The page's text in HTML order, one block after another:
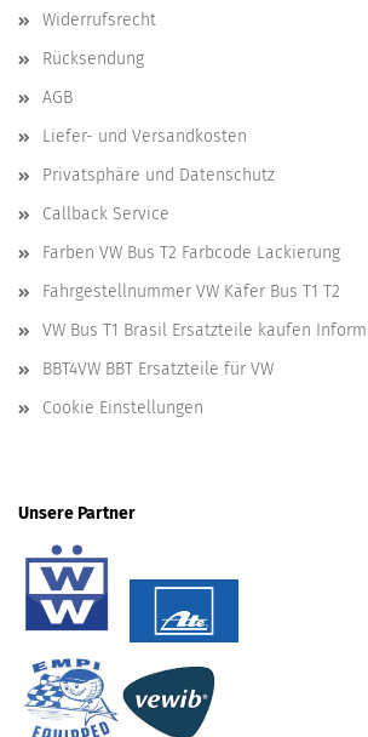
Widerrufsrecht
Rücksendung
AGB
Liefer- und Versandkosten
Privatsphäre und Datenschutz
Callback Service
Farben VW Bus T2 Farbcode Lackierung
Fahrgestellnummer VW Käfer Bus T1 T2
VW Bus T1 Brasil Ersatzteile kaufen
BBT4VW BBT Ersatzteile für VW
Cookie Einstellungen
Unsere Partner